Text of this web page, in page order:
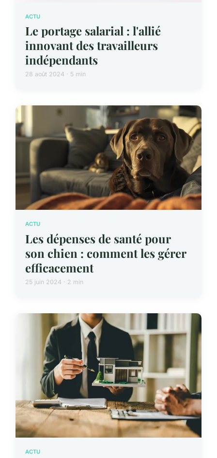
ACTU
Le portage salarial : l'allié
innovant des travailleurs
indépendants
28 août 2024 · 5 min
ACTU
Les dépenses de santé pour
son chien : comment les gérer
efficacement
25 juin 2024 · 2 min
ACTU